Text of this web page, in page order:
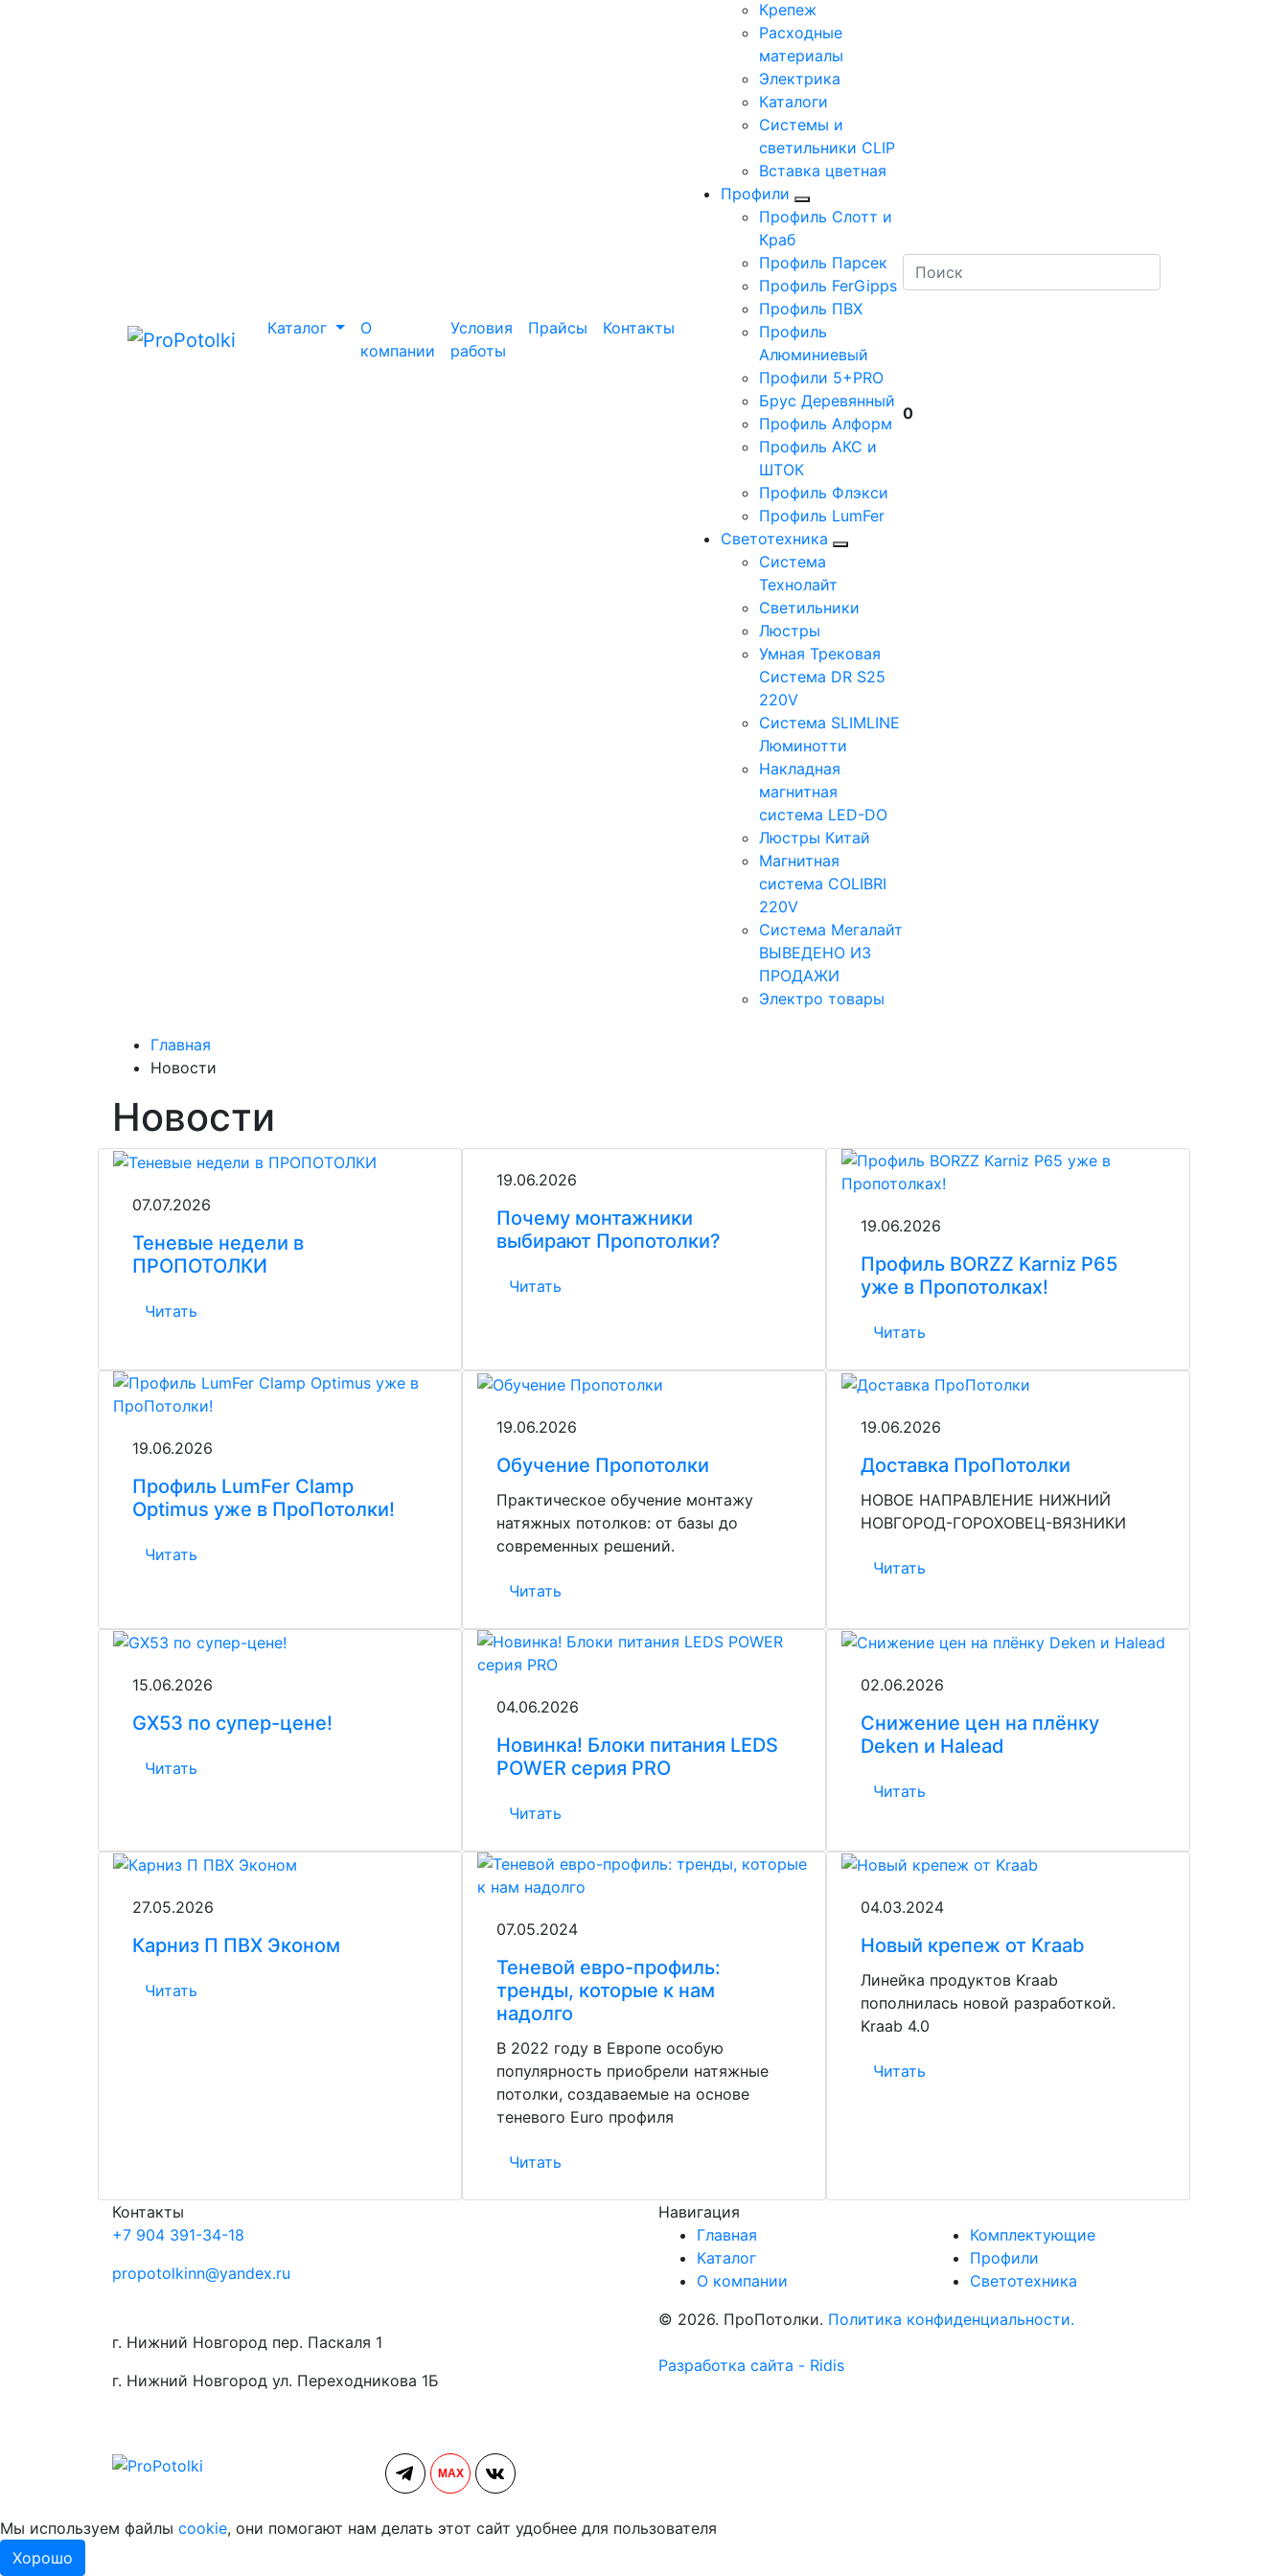
Каталог
О
компании
Условия
работы
Прайсы Контакты
Крепеж
Расходные
материалы
Электрика
Каталоги
Системы и
светильники CLIP
Вставка цветная
Профили
Профиль Слотт и
Краб
Профиль Парсек
Профиль FerGipps
Профиль ПВХ
Профиль
Алюминиевый
Профили 5+PRO
Брус Деревянный
Профиль Алформ
Профиль АКС и
ШТОК
Профиль Флэкси
Профиль LumFer
Светотехника
Система
Технолайт
Светильники
Люстры
Умная Трековая
Система DR S25
220V
Система SLIMLINE
Люминотти
Накладная
магнитная
система LED-DO
Люстры Китай
Магнитная
система COLIBRI
220V
Система Мегалайт
ВЫВЕДЕНО ИЗ
ПРОДАЖИ
Электро товары
0
Главная
Новости
Новости
07.07.2026
Теневые недели в
ПРОПОТОЛКИ
Читать
19.06.2026
Почему монтажники
выбирают Пропотолки?
Читать
19.06.2026
Профиль BORZZ Karniz P65
уже в Пропотолках!
Читать
19.06.2026
Профиль LumFer Clamp
Optimus уже в ПроПотолки!
Читать
19.06.2026
Обучение Пропотолки
Практическое обучение монтажу
натяжных потолков: от базы до
современных решений.
Читать
19.06.2026
Доставка ПроПотолки
НОВОЕ НАПРАВЛЕНИЕ НИЖНИЙ
НОВГОРОД-ГОРОХОВЕЦ-ВЯЗНИКИ
Читать
15.06.2026
GX53 по супер-цене!
Читать
04.06.2026
Новинка! Блоки питания LEDS
POWER серия PRO
Читать
02.06.2026
Снижение цен на плёнку
Deken и Halead
Читать
27.05.2026
Карниз П ПВХ Эконом
Читать
07.05.2024
Теневой евро-профиль:
тренды, которые к нам
надолго
В 2022 году в Европе особую
популярность приобрели натяжные
потолки, создаваемые на основе
теневого Euro профиля
Читать
04.03.2024
Новый крепеж от Kraab
Линейка продуктов Kraab
пополнилась новой разработкой.
Kraab 4.0
Читать
Контакты
+7 904 391-34-18
propotolkinn@yandex.ru
г. Нижний Новгород пер. Паскаля 1
г. Нижний Новгород ул. Переходникова 1Б
MAX
Навигация
Главная
Каталог
О компании
Комплектующие
Профили
Светотехника
© 2026. ПроПотолки. Политика конфиденциальности.
Разработка сайта - Ridis
Мы используем файлы cookie, они помогают нам делать этот сайт удобнее для пользователя
Хорошо